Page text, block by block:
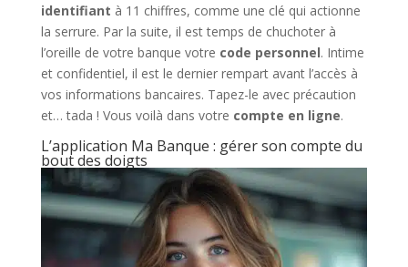
identifiant à 11 chiffres, comme une clé qui actionne
la serrure. Par la suite, il est temps de chuchoter à
l’oreille de votre banque votre code personnel. Intime
et confidentiel, il est le dernier rempart avant l’accès à
vos informations bancaires. Tapez-le avec précaution
et… tada ! Vous voilà dans votre compte en ligne.
L’application Ma Banque : gérer son compte du
bout des doigts